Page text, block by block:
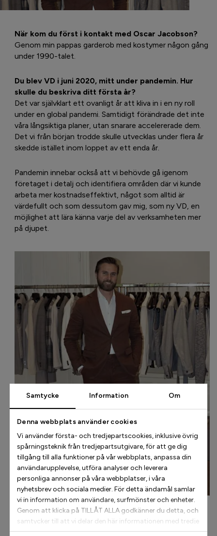
Samtycke Information Om
Denna webbplats använder cookies
Vi använder första- och tredjepartscookies, inklusive övrig
spårningsteknik från tredjepartsutgivare, för att ge dig
tillgång till alla funktioner på vår webbplats, anpassa din
användarupplevelse, utföra analyser och leverera
personliga annonser på våra webbplatser, i våra
nyhetsbrev och sociala medier. För detta ändamål samlar
vi in information om användare, surfmönster och enheter.
Genom att klicka på TILLÅT ALLA godkänner du detta, och
samtycker till att vi delar den här informationen med tredje
part, till exempel våra annonspartners. Om du vill kan
När kom du först i kontakt med Oscar Jacobson?
Genom min pappas garderob med kostymer någon gång
under 1990-talet.
Du blev VD i juni 2020, mitt under pandemin. Hur
skulle du beskriva ditt första år?
Det var självklart ett ovanligt år att kliva in i en ny roll
under en global pandemi. Samtidigt förändrade det inte
våra långsiktiga planer, utan snarare accelererade dem.
Det vi från början trodde skulle utvecklas under flera år
skedde istället inom loppet av ett enda år.
Pandemin innebar också att vi behövde gå igenom
företaget i detalj och identifiera områden där vi kunde
arbeta mer kostnadseffektivt, något som alltid är
värdefullt och som dessutom gav mig, som ny VD, en
möjlighet att lära känna varje del av verksamheten mer
på djupet.
Vad ser du som din viktigaste uppgift som VD för
Oscar Jacobson?